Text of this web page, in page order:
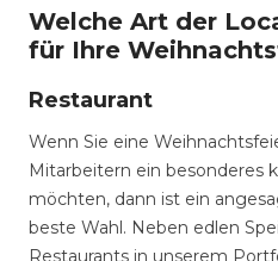
Welche Art der
für Ihre
Restaurant
Wenn Sie eine
Mitarbeitern ein besonderes
möchten, dann ist ein
beste Wahl. Neben edlen
Restaurants in unserem